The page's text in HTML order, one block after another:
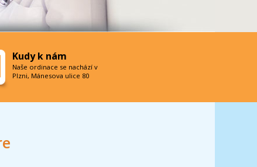
Kudy k nám
Naše ordinace se nachází v
Plzni, Mánesova ulice 80